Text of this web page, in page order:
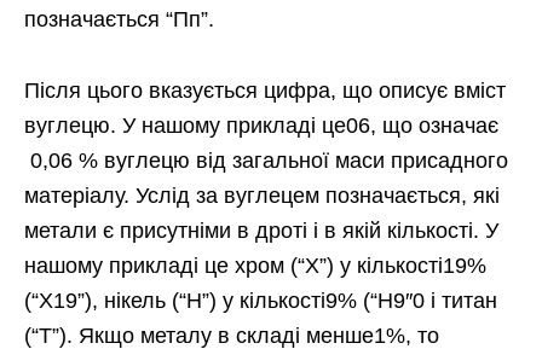
позначається “Пп”.
Після цього вказується цифра, що описує вміст
вуглецю. У нашому прикладі це06, що означає
0,06 % вуглецю від загальної маси присадного
матеріалу. Услід за вуглецем позначається, які
метали є присутніми в дроті і в якій кількості. У
нашому прикладі це хром (“Х”) у кількості19%
(“Х19”), нікель (“Н”) у кількості9% (“Н9″0 і титан
(“Т”). Якщо металу в складі менше1%, то